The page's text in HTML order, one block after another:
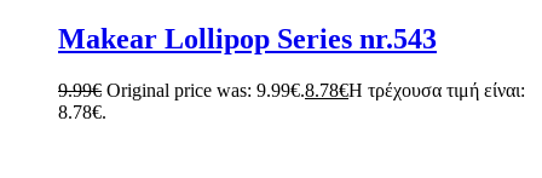
Makear Lollipop Series nr.543
9.99€ Original price was: 9.99€.8.78€Η τρέχουσα τιμή είναι:
8.78€.